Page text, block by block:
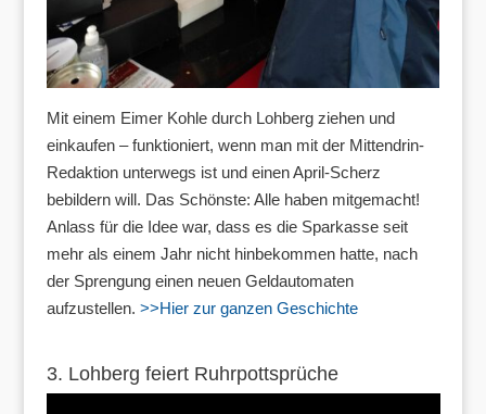
Mit einem Eimer Kohle durch Lohberg ziehen und
einkaufen – funktioniert, wenn man mit der Mittendrin-
Redaktion unterwegs ist und einen April-Scherz
bebildern will. Das Schönste: Alle haben mitgemacht!
Anlass für die Idee war, dass es die Sparkasse seit
mehr als einem Jahr nicht hinbekommen hatte, nach
der Sprengung einen neuen Geldautomaten
aufzustellen. >>Hier zur ganzen Geschichte
3. Lohberg feiert Ruhrpottsprüche